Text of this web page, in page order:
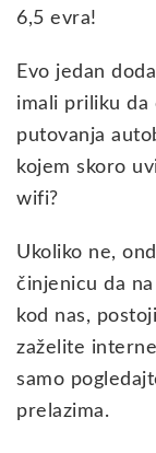
6,5 evra!
Evo jedan
imali priliku da
putovanja
kojem skoro
wifi?
Ukoliko ne,
činjenicu da
kod nas,
zaželite
samo
prelazima.